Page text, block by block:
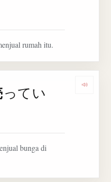
rumah itu.
ってい
bunga di